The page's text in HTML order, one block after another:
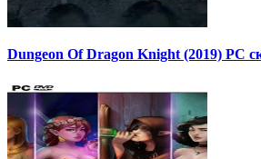
Dungeon Of Dragon Knight (2019) PC